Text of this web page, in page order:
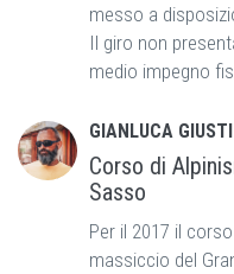
messo a
Il giro non
medio impegno
GIANLUCA GIUSTI
Corso di
Sasso
Per il 2017 il
massiccio del